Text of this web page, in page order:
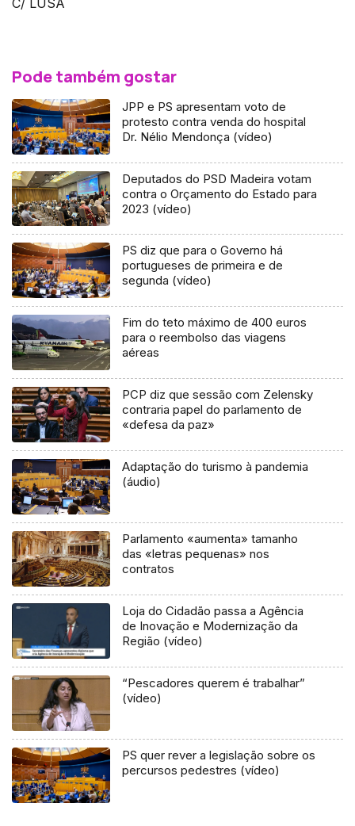
Pode também gostar
JPP e PS apresentam voto de
protesto contra venda do hospital
Dr. Nélio Mendonça (vídeo)
Deputados do PSD Madeira votam
contra o Orçamento do Estado para
2023 (vídeo)
PS diz que para o Governo há
portugueses de primeira e de
segunda (vídeo)
Fim do teto máximo de 400 euros
para o reembolso das viagens
aéreas
PCP diz que sessão com Zelensky
contraria papel do parlamento de
«defesa da paz»
Adaptação do turismo à pandemia
(áudio)
Parlamento «aumenta» tamanho
das «letras pequenas» nos
contratos
Loja do Cidadão passa a Agência
de Inovação e Modernização da
Região (vídeo)
“Pescadores querem é trabalhar”
(vídeo)
PS quer rever a legislação sobre os
percursos pedestres (vídeo)